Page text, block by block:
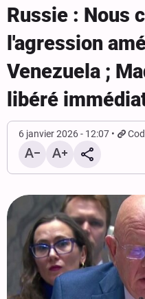
Russie : Nous
l'agression
Venezuela ;
libéré
6 janvier 2026 - 12:07